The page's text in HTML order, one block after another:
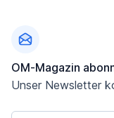
OM-Magazin
Unser Newsletter